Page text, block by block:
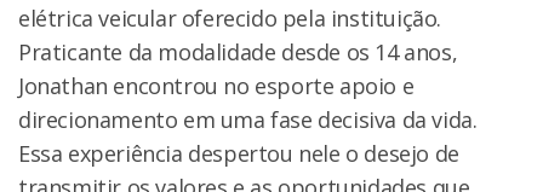
elétrica veicular oferecido pela instituição.
Praticante da modalidade desde os 14 anos,
Jonathan encontrou no esporte apoio e
direcionamento em uma fase decisiva da vida.
Essa experiência despertou nele o desejo de